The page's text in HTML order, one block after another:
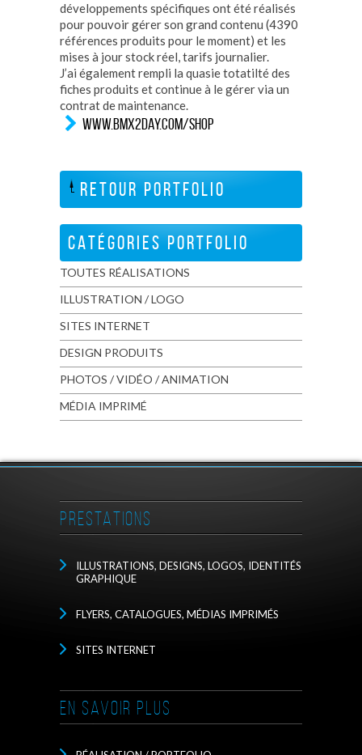
développements spécifiques ont été réalisés
pour pouvoir gérer son grand contenu (4390
références produits pour le moment) et les
mises à jour stock réel, tarifs journalier.
J’ai également rempli la quasie totatilté des
fiches produits et continue à le gérer via un
contrat de maintenance.
WWW.BMX2DAY.COM/SHOP
RETOUR PORTFOLIO
CATÉGORIES PORTFOLIO
TOUTES RÉALISATIONS
ILLUSTRATION / LOGO
SITES INTERNET
DESIGN PRODUITS
PHOTOS / VIDÉO / ANIMATION
MÉDIA IMPRIMÉ
PRESTATIONS
ILLUSTRATIONS, DESIGNS, LOGOS, IDENTITÉS
GRAPHIQUE
FLYERS, CATALOGUES, MÉDIAS IMPRIMÉS
SITES INTERNET
EN SAVOIR PLUS